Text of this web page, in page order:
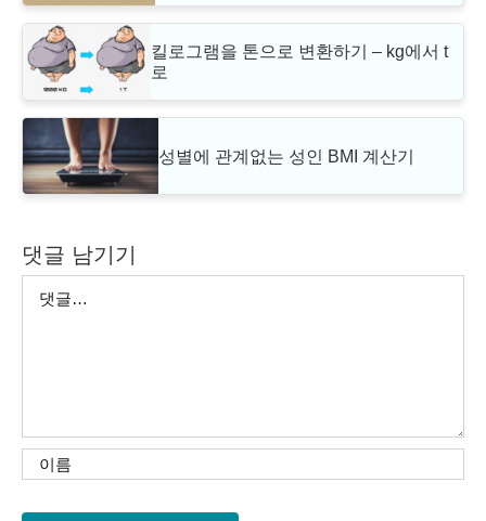
킬로그램을 톤으로 변환하기 – kg에서 t
로
성별에 관계없는 성인 BMI 계산기
댓글 남기기